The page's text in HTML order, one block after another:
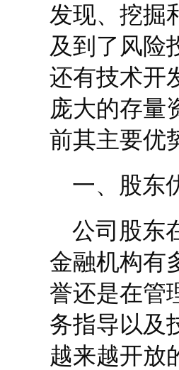
发现、挖掘
及到了风险
还有技术开
庞大的存量
前其主要优
一、股东
公司股东
金融机构有
誉还是在管
务指导以及
越来越开放